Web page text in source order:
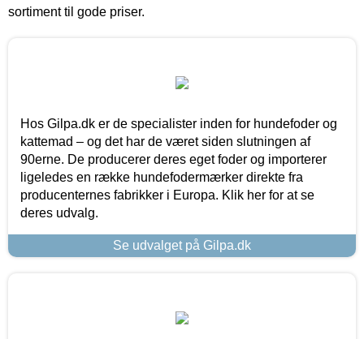
sortiment til gode priser.
Hos Gilpa.dk er de specialister inden for hundefoder og
kattemad – og det har de været siden slutningen af
90erne. De producerer deres eget foder og importerer
ligeledes en række hundefodermærker direkte fra
producenternes fabrikker i Europa. Klik her for at se
deres udvalg.
Se udvalget på Gilpa.dk